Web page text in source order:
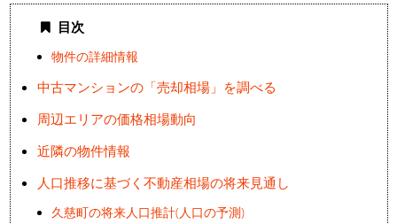
目次
物件の詳細情報
中古マンションの「売却相場」を調べる
周辺エリアの価格相場動向
近隣の物件情報
人口推移に基づく不動産相場の将来見通し
久慈町の将来人口推計(人口の予測)